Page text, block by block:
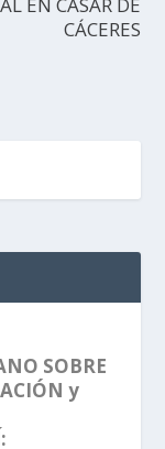
EN CASAR DE
CÁCERES
SOBRE
y